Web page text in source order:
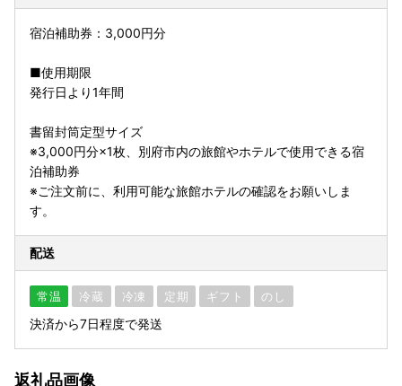
宿泊補助券：3,000円分
■使用期限
発行日より1年間
書留封筒定型サイズ
※3,000円分×1枚、別府市内の旅館やホテルで使用できる宿
泊補助券
※ご注文前に、利用可能な旅館ホテルの確認をお願いしま
す。
配送
常温 冷蔵 冷凍 定期 ギフト のし
決済から7日程度で発送
返礼品画像